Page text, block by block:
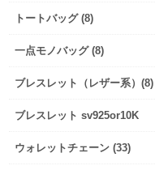
トートバッグ (8)
一点モノバッグ (8)
ブレスレット（レザー系）(8)
ブレスレット sv925or10K
ウォレットチェーン (33)